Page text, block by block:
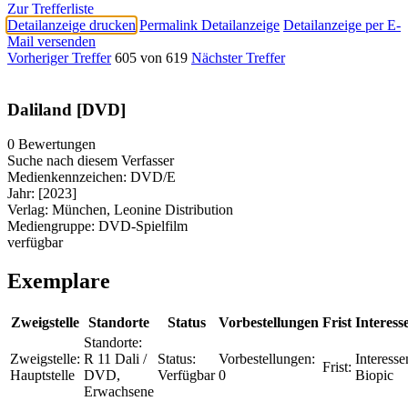
Zur Trefferliste
Detailanzeige drucken Permalink Detailanzeige Detailanzeige per E-
Mail versenden
Vorheriger Treffer 605 von 619 Nächster Treffer
Daliland [DVD]
0 Bewertungen
Suche nach diesem Verfasser
Medienkennzeichen: DVD/E
Jahr: [2023]
Verlag: München, Leonine Distribution
Mediengruppe: DVD-Spielfilm
verfügbar
Exemplare
Zweigstelle Standorte Status Vorbestellungen Frist
Zweigstelle:
Hauptstelle
Standorte:
R 11 Dali /
DVD,
Erwachsene
Status:
Verfügbar
Vorbestellungen:
0
Frist:
Biopic